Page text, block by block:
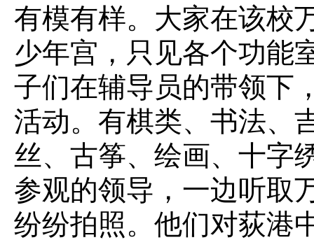
有模有样。大家在该校
少年宫，只见各个功能
子们在辅导员的带领下
活动。有棋类、书法、
丝、古筝、绘画、十
参观的领导，一边听取
纷纷拍照。他们对荻港